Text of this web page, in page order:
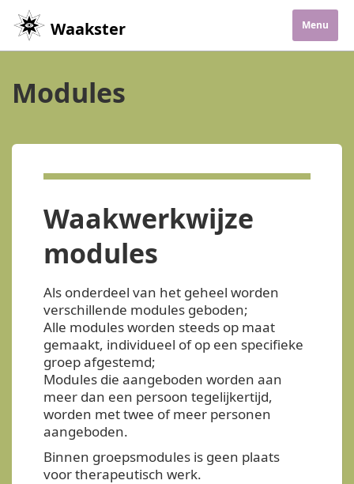
Menu
Waakster
Modules
Waakwerkwijze
modules
Als onderdeel van het geheel worden
verschillende modules geboden;
Alle modules worden steeds op maat
gemaakt, individueel of op een specifieke
groep afgestemd;
Modules die aangeboden worden aan
meer dan een persoon tegelijkertijd,
worden met twee of meer personen
aangeboden.
Binnen groepsmodules is geen plaats
voor therapeutisch werk.